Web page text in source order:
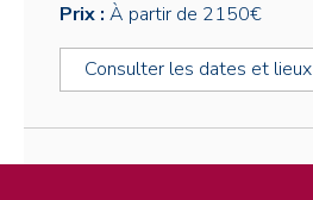
Prix : À partir de 2150€
Consulter les dates et lieux